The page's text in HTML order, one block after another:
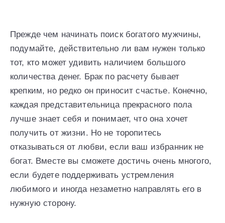
Прежде чем начинать поиск богатого мужчины,
подумайте, действительно ли вам нужен только
тот, кто может удивить наличием большого
количества денег. Брак по расчету бывает
крепким, но редко он приносит счастье. Конечно,
каждая представительница прекрасного пола
лучше знает себя и понимает, что она хочет
получить от жизни. Но не торопитесь
отказываться от любви, если ваш избранник не
богат. Вместе вы сможете достичь очень многого,
если будете поддерживать устремления
любимого и иногда незаметно направлять его в
нужную сторону.